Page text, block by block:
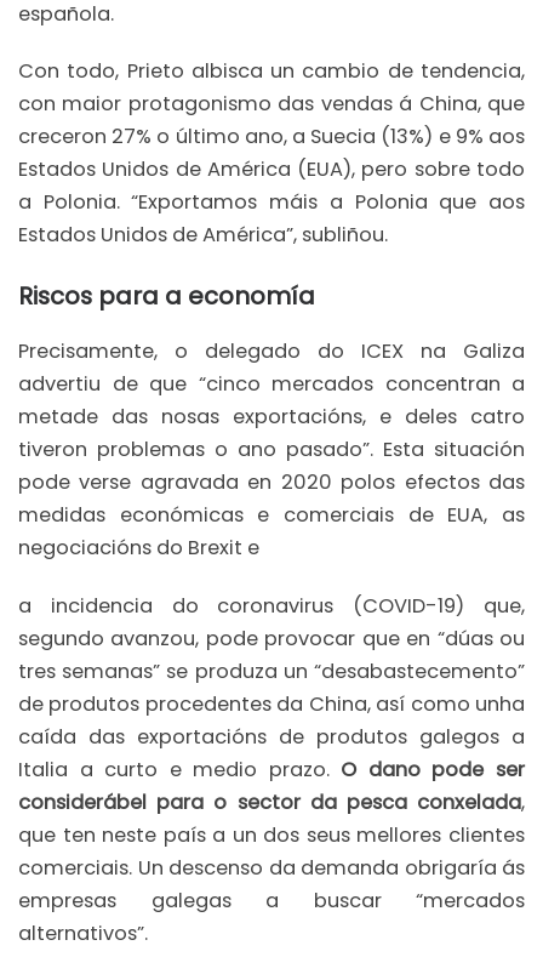
española.
Con todo, Prieto albisca un cambio de tendencia,
con maior protagonismo das vendas á China, que
creceron 27% o último ano, a Suecia (13%) e 9% aos
Estados Unidos de América (EUA), pero sobre todo
a Polonia. “Exportamos máis a Polonia que aos
Estados Unidos de América”, subliñou.
Riscos para a economía
Precisamente, o delegado do ICEX na Galiza
advertiu de que “cinco mercados concentran a
metade das nosas exportacións, e deles catro
tiveron problemas o ano pasado”. Esta situación
pode verse agravada en 2020 polos efectos das
medidas económicas e comerciais de EUA, as
negociacións do Brexit e
a incidencia do coronavirus (COVID-19) que,
segundo avanzou, pode provocar que en “dúas ou
tres semanas” se produza un “desabastecemento”
de produtos procedentes da China, así como unha
caída das exportacións de produtos galegos a
Italia a curto e medio prazo.O dano pode ser
considerábel para o sector da pesca conxelada,
que ten neste país a un dos seus mellores clientes
comerciais. Un descenso da demanda obrigaría ás
empresas galegas a buscar “mercados
alternativos”.